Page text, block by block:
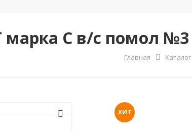
марка С в/с помол №3
Главная Каталог
ХИТ